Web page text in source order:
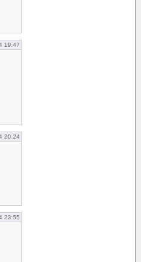
19:47
20:24
23:55